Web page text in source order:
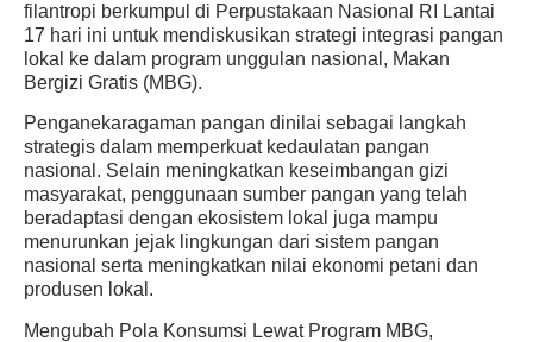
filantropi berkumpul di Perpustakaan Nasional RI Lantai
17 hari ini untuk mendiskusikan strategi integrasi pangan
lokal ke dalam program unggulan nasional, Makan
Bergizi Gratis (MBG).
Penganekaragaman pangan dinilai sebagai langkah
strategis dalam memperkuat kedaulatan pangan
nasional. Selain meningkatkan keseimbangan gizi
masyarakat, penggunaan sumber pangan yang telah
beradaptasi dengan ekosistem lokal juga mampu
menurunkan jejak lingkungan dari sistem pangan
nasional serta meningkatkan nilai ekonomi petani dan
produsen lokal.
Mengubah Pola Konsumsi Lewat Program MBG,